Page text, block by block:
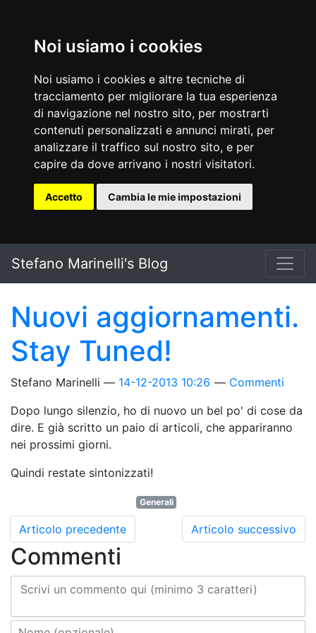
Noi usiamo i cookies
Noi usiamo i cookies e altre tecniche di
tracciamento per migliorare la tua esperienza
di navigazione nel nostro sito, per mostrarti
contenuti personalizzati e annunci mirati, per
analizzare il traffico sul nostro sito, e per
capire da dove arrivano i nostri visitatori.
Accetto Cambia le mie impostazioni
Stefano Marinelli's Blog
Nuovi aggiornamenti.
Stay Tuned!
Stefano Marinelli 14-12-2013 10:26
Commenti
Dopo lungo silenzio, ho di nuovo un bel po' di cose da
dire. E già scritto un paio di articoli, che appariranno
nei prossimi giorni.
Quindi restate sintonizzati!
Generali
Articolo precedente Articolo successivo
Commenti
Scrivi un commento qui (minimo 3 caratteri)